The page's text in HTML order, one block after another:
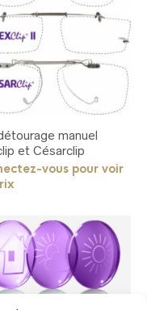
manuel
et Césarclip
vous pour voir